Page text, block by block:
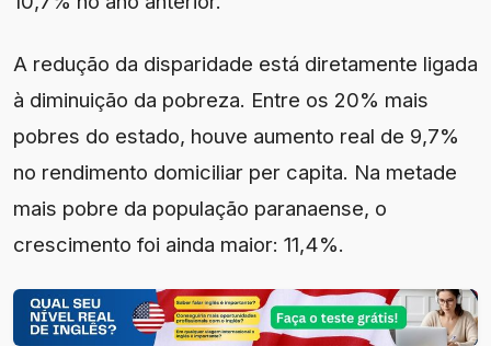
A redução da disparidade está diretamente ligada
à diminuição da pobreza. Entre os 20% mais
pobres do estado, houve aumento real de 9,7%
no rendimento domiciliar per capita. Na metade
mais pobre da população paranaense, o
crescimento foi ainda maior: 11,4%.